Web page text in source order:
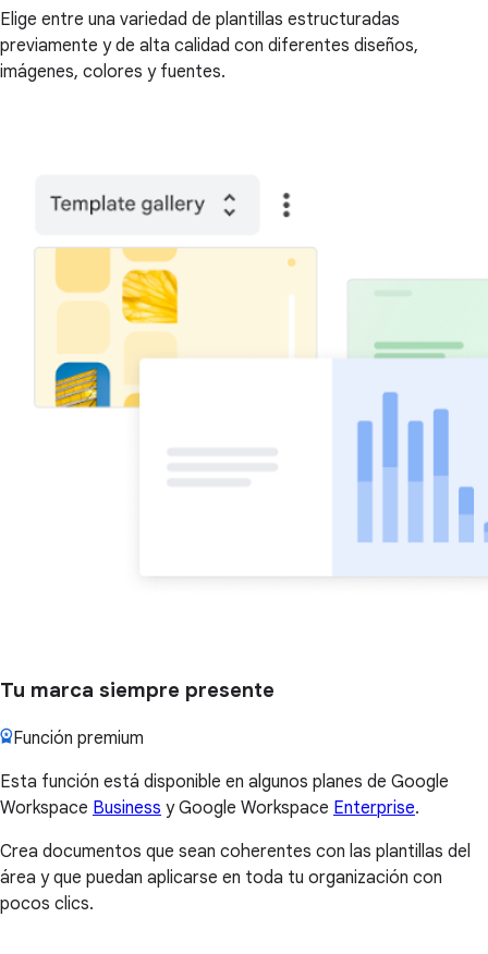
Elige entre una variedad de plantillas estructuradas
previamente y de alta calidad con diferentes diseños,
imágenes, colores y fuentes.
Tu marca siempre presente
Función premium
Esta función está disponible en algunos planes de Google
Workspace Business y Google Workspace Enterprise.
Crea documentos que sean coherentes con las plantillas del
área y que puedan aplicarse en toda tu organización con
pocos clics.